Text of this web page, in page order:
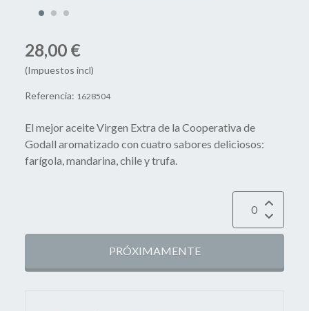
28,00 €
(Impuestos incl)
Referencia: 1628504
El mejor aceite Virgen Extra de la Cooperativa de
Godall aromatizado con cuatro sabores deliciosos:
farígola, mandarina, chile y trufa.
PRÓXIMAMENTE